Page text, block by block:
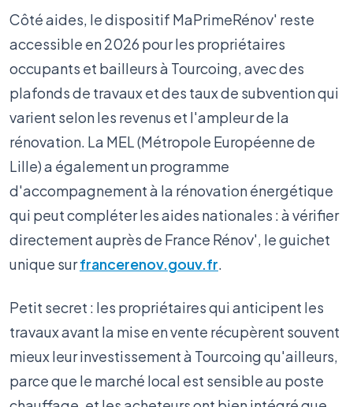
Côté aides, le dispositif MaPrimeRénov' reste
accessible en 2026 pour les propriétaires
occupants et bailleurs à Tourcoing, avec des
plafonds de travaux et des taux de subvention qui
varient selon les revenus et l'ampleur de la
rénovation. La MEL (Métropole Européenne de
Lille) a également un programme
d'accompagnement à la rénovation énergétique
qui peut compléter les aides nationales : à vérifier
directement auprès de France Rénov', le guichet
unique surfrancerenov.gouv.fr
Petit secret : les propriétaires qui anticipent les
travaux avant la mise en vente récupèrent souvent
mieux leur investissement à Tourcoing qu'ailleurs,
parce que le marché local est sensible au poste